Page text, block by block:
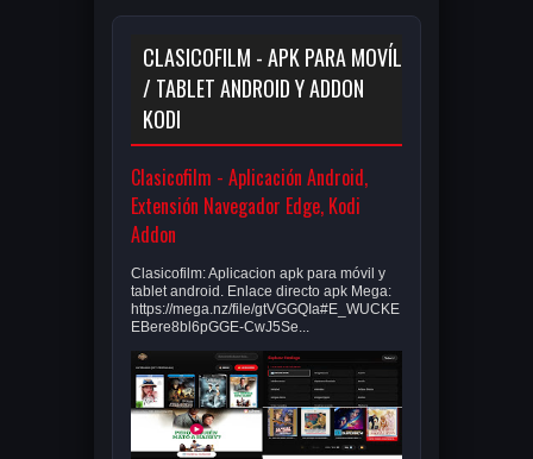
CLASICOFILM - APK PARA MOVÍL
/ TABLET ANDROID Y ADDON
KODI
Clasicofilm - Aplicación Android,
Extensión Navegador Edge, Kodi
Addon
Clasicofilm: Aplicacion apk para móvil y
tablet android. Enlace directo apk Mega:
https://mega.nz/file/gtVGGQIa#E_WUCKE
EBere8bl6pGGE-CwJ5Se...